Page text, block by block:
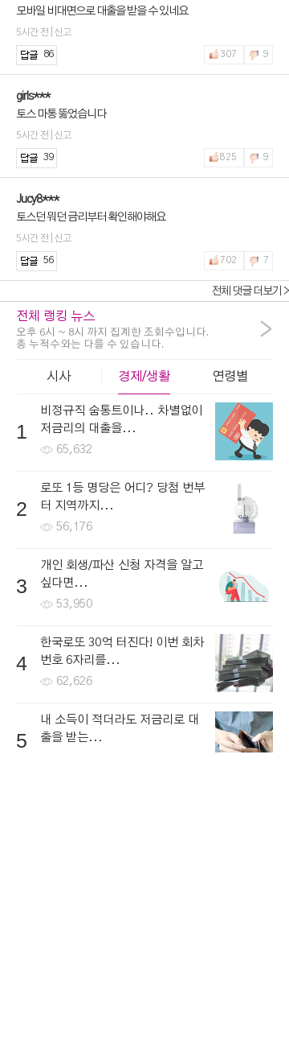
모바일 비대면으로 대출을 받을 수 있네요
5시간 전 | 신고
86 307 9
girls***
토스 마통 뚫었습니다
5시간 전 | 신고
39 825 9
Jucy8***
토스던 뭐던 금리부터 확인해야해요
5시간 전 | 신고
56 702 7
전체 댓글 더보기 >
전체 랭킹 뉴스
오후 6시 ~ 8시 까지 집계한 조회수입니다.
총 누적수와는 다를 수 있습니다.
>
시사 경제/생활 연령별
1
비정규직 숨통트이나.. 차별없이
저금리의 대출을...
65,632
2
로또 1등 명당은 어디? 당첨 번부
터 지역까지...
56,176
3
개인 회생/파산 신청 자격을 알고
싶다면...
53,950
4
한국로또 30억 터진다! 이번 회차
번호 6자리를...
62,626
5
내 소득이 적더라도 저금리로 대
출을 받는...